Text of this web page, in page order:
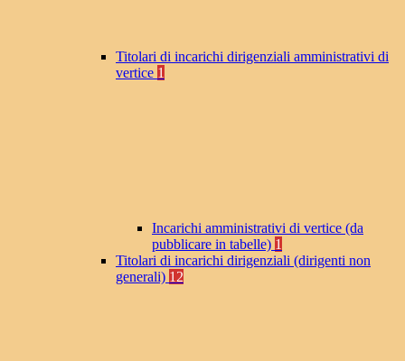
Titolari di incarichi dirigenziali amministrativi di
vertice 1
Incarichi amministrativi di vertice (da
pubblicare in tabelle) 1
Titolari di incarichi dirigenziali (dirigenti non
generali) 12